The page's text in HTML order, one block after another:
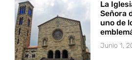
La
Señora
uno de
Junio 1,